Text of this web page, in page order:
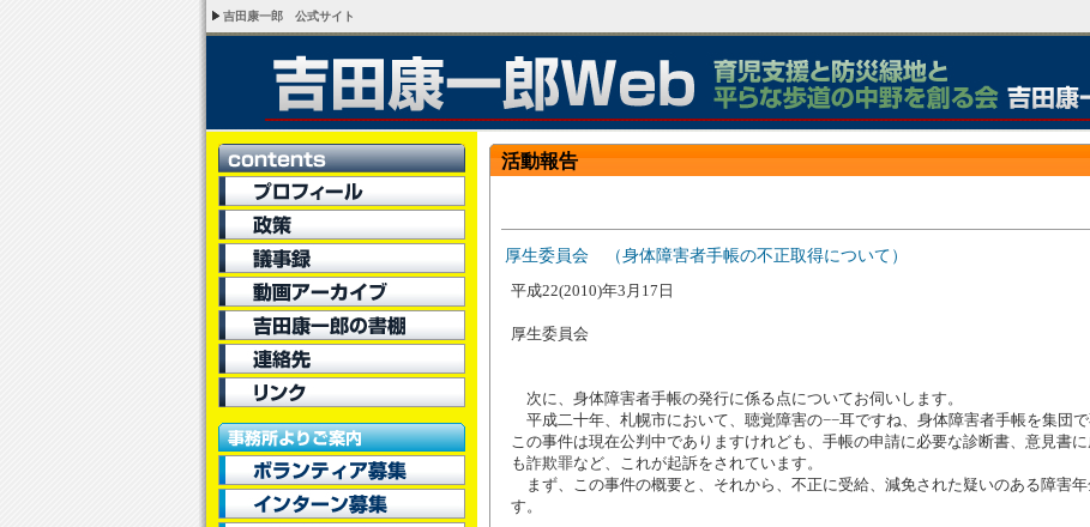
吉田康一郎 公式サイト
活動報告
厚生委員会 （身体障害者手帳の不正取得について）
平成22(2010)年3月17日
厚生委員会
次に、身体障害者手帳の発行に係る点についてお伺いします。
平成二十年、札幌市において、聴覚障害の−−耳ですね、身体障害者手帳を集団
この事件は現在公判中でありますけれども、手帳の申請に必要な診断書、意見書
も詐欺罪など、これが起訴をされています。
まず、この事件の概要と、それから、不正に受給、減免された疑いのある障害
す。